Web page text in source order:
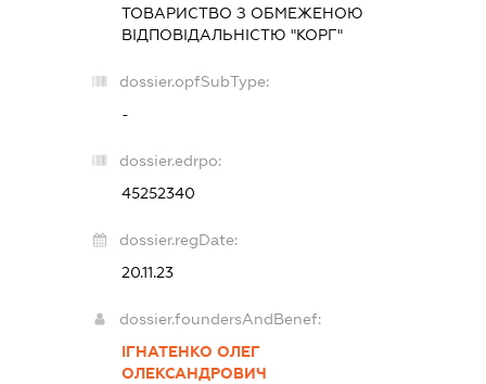
ТОВАРИСТВО З ОБМЕЖЕНОЮ
ВІДПОВІДАЛЬНІСТЮ "КОРГ"
dossier.opfSubType:
-
dossier.edrpo:
45252340
dossier.regDate:
20.11.23
dossier.foundersAndBenef:
ІГНАТЕНКО ОЛЕГ
ОЛЕКСАНДРОВИЧ